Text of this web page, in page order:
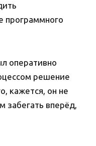
программного
оперативно
решение
кажется, он не
забегать вперёд,